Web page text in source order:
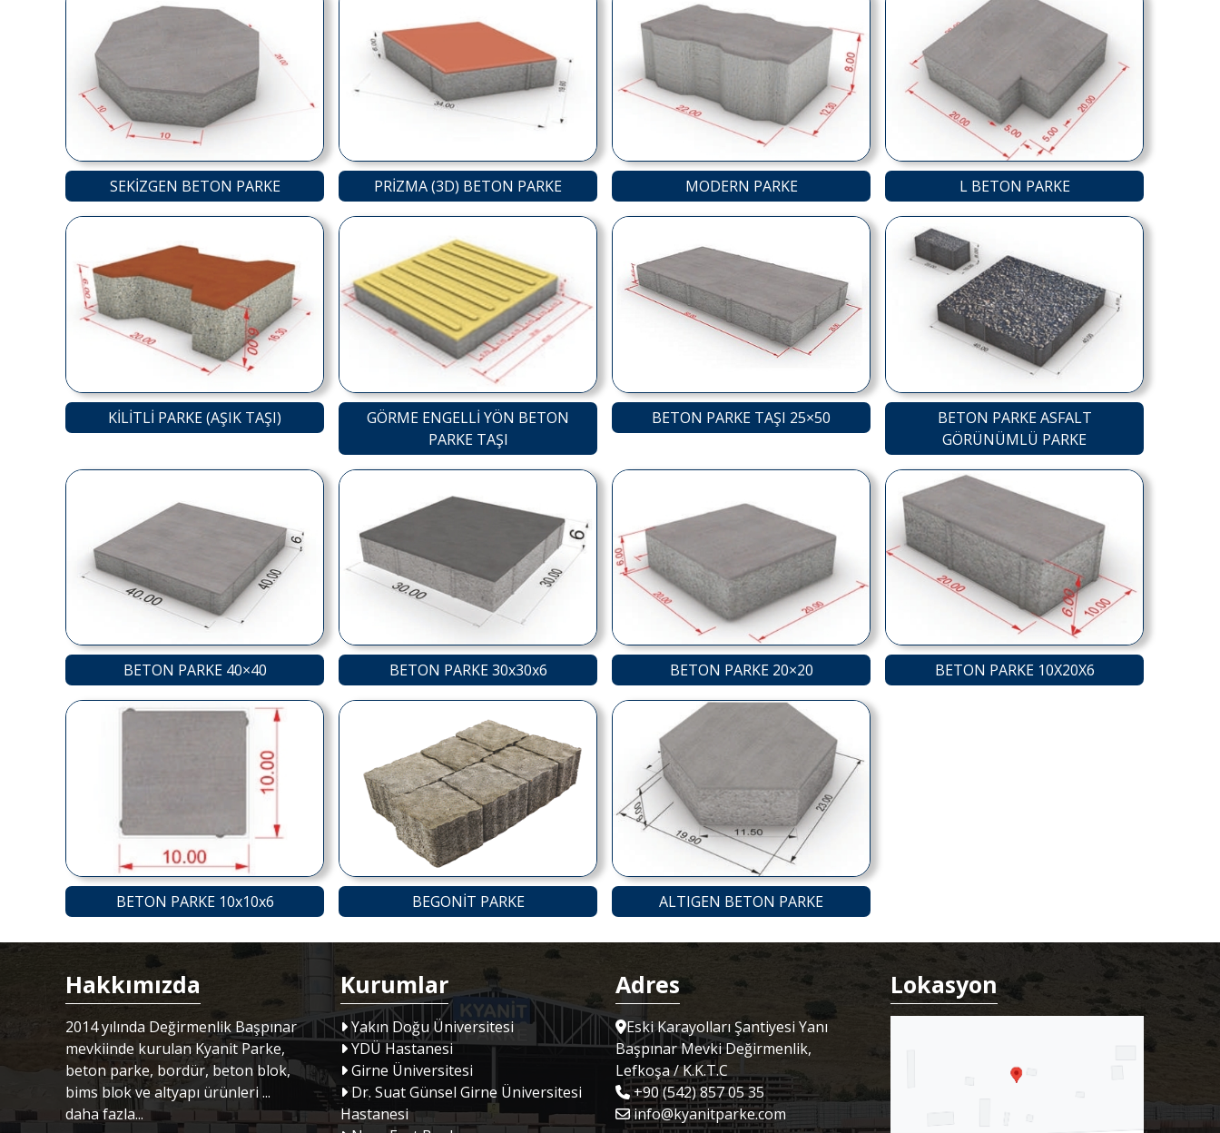
SEKİZGEN BETON PARKE PRİZMA (3D) BETON PARKE MODERN PARKE L BETON PARKE
KİLİTLİ PARKE (AŞIK TAŞI)
GÖRME ENGELLİ YÖN BETON
PARKE TAŞI
BETON PARKE TAŞI 25×50
BETON PARKE ASFALT
GÖRÜNÜMLÜ PARKE
BETON PARKE 40×40 BETON PARKE 30x30x6 BETON PARKE 20×20 BETON PARKE 10X20X6
BETON PARKE 10x10x6 BEGONİT PARKE ALTIGEN BETON PARKE
Hakkımızda
2014 yılında Değirmenlik Başpınar
mevkiinde kurulan Kyanit Parke,
beton parke, bordür, beton blok,
bims blok ve altyapı ürünleri ...
daha fazla...
Kurumlar
Yakın Doğu Üniversitesi
YDÜ Hastanesi
Girne Üniversitesi
Dr. Suat Günsel Girne Üniversitesi
Hastanesi
Adres
Eski Karayolları Şantiyesi Yanı
Başpınar Mevki Değirmenlik,
Lefkoşa / K.K.T.C
+90 (542) 857 05 35
info@kyanitparke.com
Lokasyon